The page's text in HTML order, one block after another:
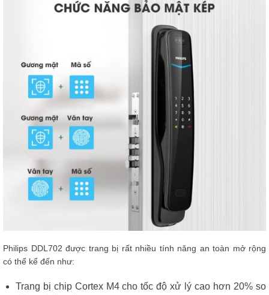
Philips DDL702 được trang bị rất nhiều tính năng an toàn mở rộng
có thể kể đến như:
Trang bị chip Cortex M4 cho tốc độ xử lý cao hơn 20% so